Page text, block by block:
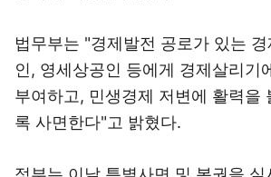
법무부는 "경제발전 공로가 있는
인, 영세상공인 등에게 경제살리기
부여하고, 민생경제 저변에 활력을
록 사면한다"고 밝혔다.